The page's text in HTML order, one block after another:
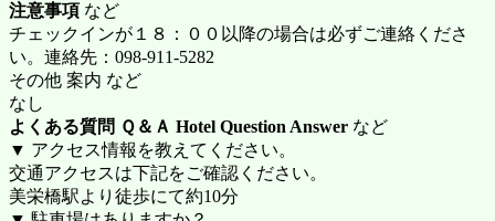
注意事項 など
チェックインが１８：００以降の場合は必ずご連絡くださ
い。連絡先：098-911-5282
その他 案内 など
なし
よくある質問 Ｑ＆Ａ Hotel Question Answer など
▼ アクセス情報を教えてください。
交通アクセスは下記をご確認ください。
美栄橋駅より徒歩にて約10分